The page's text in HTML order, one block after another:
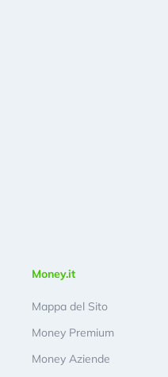
Money.it
Mappa del Sito
Money Premium
Money Aziende